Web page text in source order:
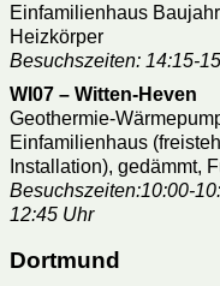
Einfamilienhaus
Heizkörper
Besuchszeiten: 14:15-
WI07 – Witten-Heven
Geothermie-
Einfamilienhaus
Installation), gedämmt,
Besuchszeiten:10:00-
12:45 Uhr
Dortmund